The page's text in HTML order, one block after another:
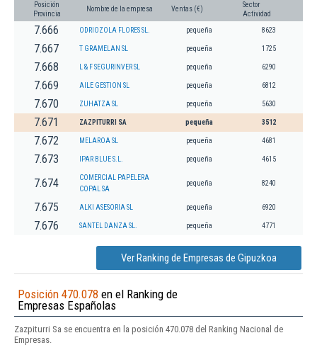
Posición
Provincia
Nombre de la empresa Ventas (€)
Sector
Actividad
7.666 ODRIOZOLA FLORES SL. pequeña 8623
7.667 T GRAMELAN SL pequeña 1725
7.668 L & F SEGURINVER SL pequeña 6290
7.669 AILE GESTION SL pequeña 6812
7.670 ZUHATZA SL pequeña 5630
7.671 ZAZPITURRI SA pequeña 3512
7.672 MELAROA SL pequeña 4681
7.673 IPAR BLUE S.L. pequeña 4615
7.674
COMERCIAL PAPELERA
COPAL SA
pequeña 8240
7.675 ALKI ASESORIA SL pequeña 6920
7.676 SANTEL DANZA SL. pequeña 4771
Ver Ranking de Empresas de Gipuzkoa
Posición 470.078 en el Ranking de
Empresas Españolas
Zazpiturri Sa se encuentra en la posición 470.078 del Ranking Nacional de
Empresas.